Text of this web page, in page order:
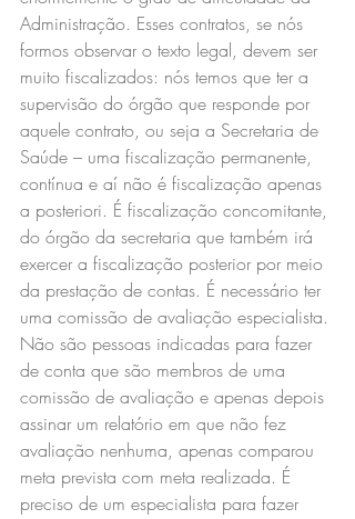
Administração. Esses contratos, se nós
formos observar o texto legal, devem ser
muito fiscalizados: nós temos que ter a
supervisão do órgão que responde por
aquele contrato, ou seja a Secretaria de
Saúde – uma fiscalização permanente,
contínua e aí não é fiscalização apenas
a posteriori. É fiscalização concomitante,
do órgão da secretaria que também irá
exercer a fiscalização posterior por meio
da prestação de contas. É necessário ter
uma comissão de avaliação especialista.
Não são pessoas indicadas para fazer
de conta que são membros de uma
comissão de avaliação e apenas depois
assinar um relatório em que não fez
avaliação nenhuma, apenas comparou
meta prevista com meta realizada. É
preciso de um especialista para fazer